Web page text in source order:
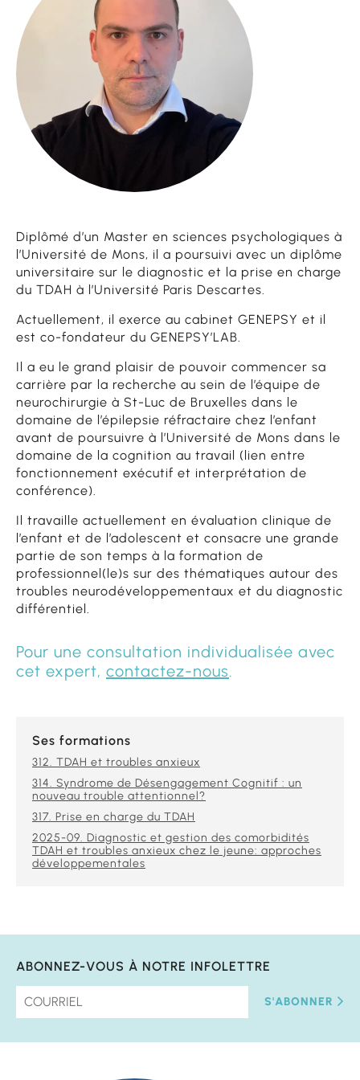
Diplômé d’un Master en sciences psychologiques à
l’Université de Mons, il a poursuivi avec un diplôme
universitaire sur le diagnostic et la prise en charge
du TDAH à l’Université Paris Descartes.
Actuellement, il exerce au cabinet GENEPSY et il
est co-fondateur du GENEPSY’LAB.
Il a eu le grand plaisir de pouvoir commencer sa
carrière par la recherche au sein de l’équipe de
neurochirurgie à St-Luc de Bruxelles dans le
domaine de l’épilepsie réfractaire chez l’enfant
avant de poursuivre à l’Université de Mons dans le
domaine de la cognition au travail (lien entre
fonctionnement exécutif et interprétation de
conférence).
Il travaille actuellement en évaluation clinique de
l’enfant et de l’adolescent et consacre une grande
partie de son temps à la formation de
professionnel(le)s sur des thématiques autour des
troubles neurodéveloppementaux et du diagnostic
différentiel.
Pour une consultation individualisée avec
cet expert, contactez-nous.
Ses formations
312. TDAH et troubles anxieux
314. Syndrome de Désengagement Cognitif : un
nouveau trouble attentionnel?
317. Prise en charge du TDAH
2025-09. Diagnostic et gestion des comorbidités
TDAH et troubles anxieux chez le jeune: approches
développementales
ABONNEZ-VOUS À NOTRE INFOLETTRE
S'ABONNER